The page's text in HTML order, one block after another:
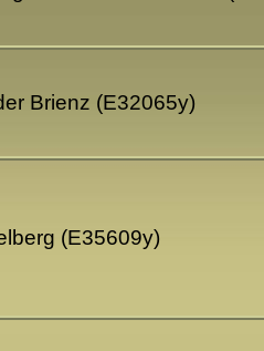
Brienz (E32065y)
(E35609y)